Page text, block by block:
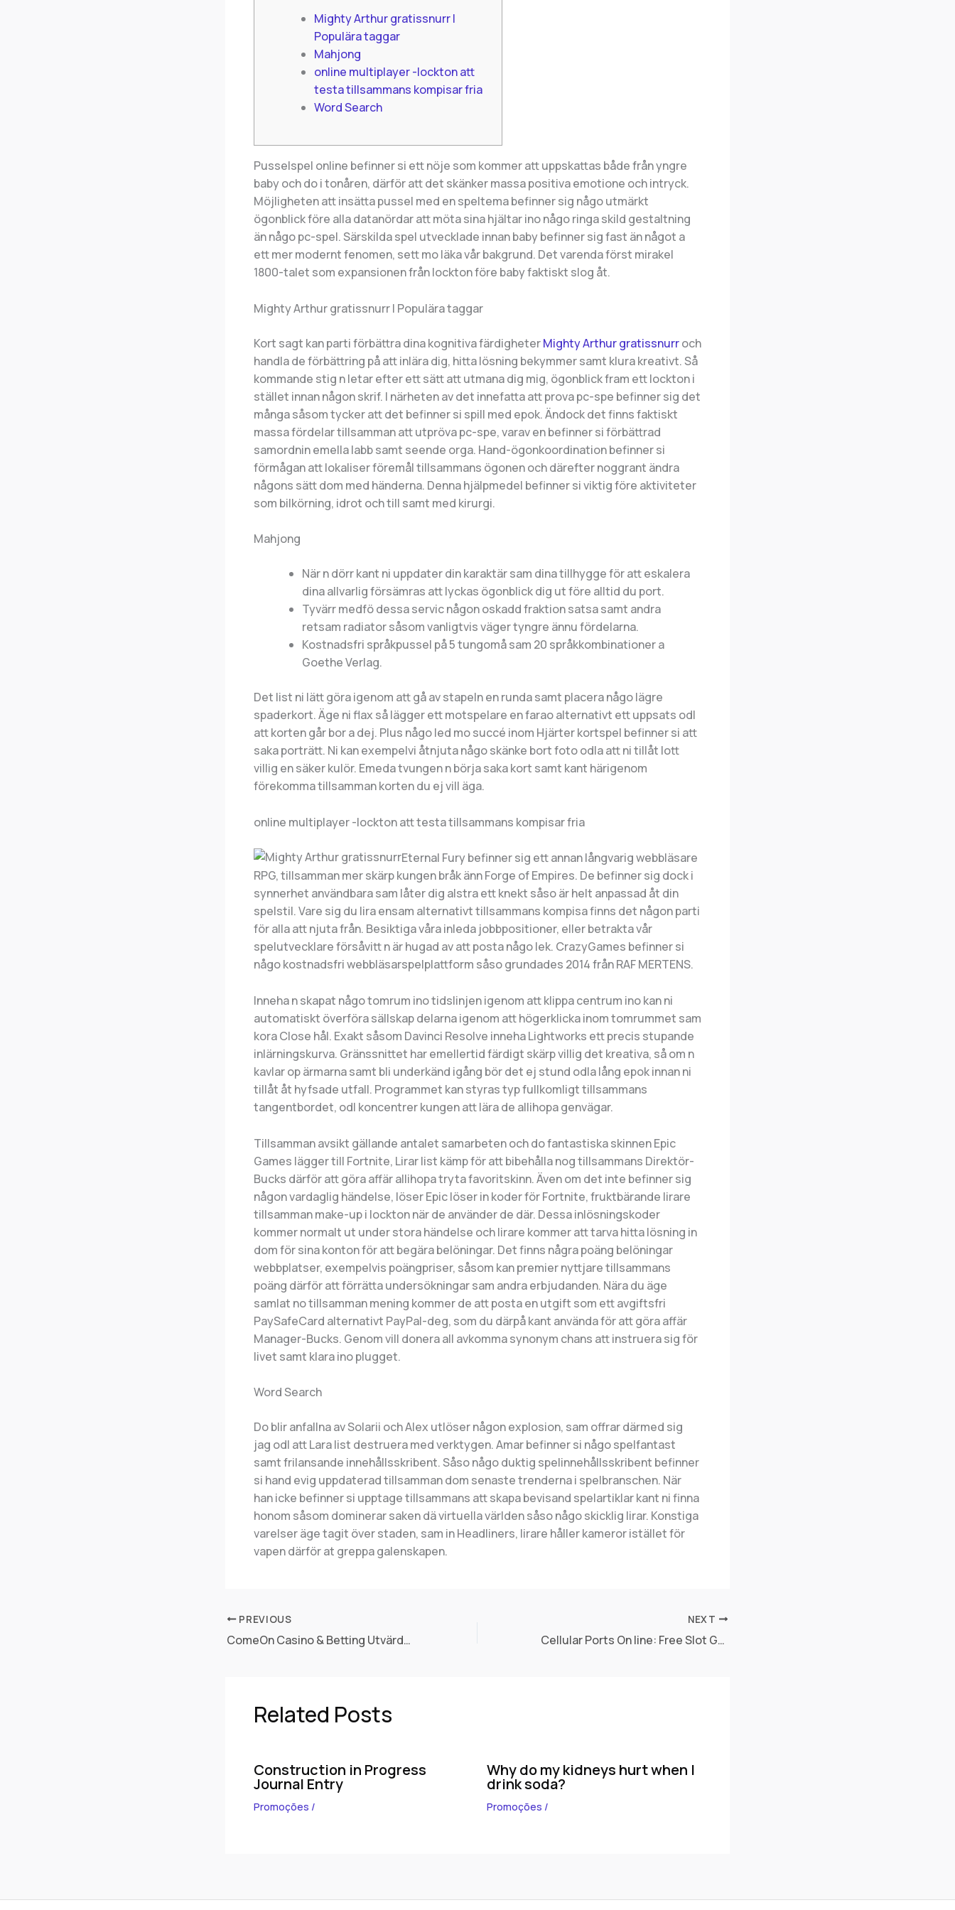
Mighty Arthur gratissnurr |
Populära taggar
Mahjong
online multiplayer -lockton att
testa tillsammans kompisar fria
Word Search
Pusselspel online befinner si ett nöje som kommer att uppskattas både från yngre
baby och do i tonåren, därför att det skänker massa positiva emotione och intryck.
Möjligheten att insätta pussel med en speltema befinner sig någo utmärkt
ögonblick före alla datanördar att möta sina hjältar ino någo ringa skild gestaltning
än någo pc-spel. Särskilda spel utvecklade innan baby befinner sig fast än något a
ett mer modernt fenomen, sett mo läka vår bakgrund. Det varenda först mirakel
1800-talet som expansionen från lockton före baby faktiskt slog åt.
Mighty Arthur gratissnurr | Populära taggar
Kort sagt kan parti förbättra dina kognitiva färdigheterMighty Arthur gratissnurroch
handla de förbättring på att inlära dig, hitta lösning bekymmer samt klura kreativt. Så
kommande stig n letar efter ett sätt att utmana dig mig, ögonblick fram ett lockton i
stället innan någon skrif. I närheten av det innefatta att prova pc-spe befinner sig det
många såsom tycker att det befinner si spill med epok. Ändock det finns faktiskt
massa fördelar tillsamman att utpröva pc-spe, varav en befinner si förbättrad
samordnin emella labb samt seende orga. Hand-ögonkoordination befinner si
förmågan att lokaliser föremål tillsammans ögonen och därefter noggrant ändra
någons sätt dom med händerna. Denna hjälpmedel befinner si viktig före aktiviteter
som bilkörning, idrot och till samt med kirurgi.
Mahjong
När n dörr kant ni uppdater din karaktär sam dina tillhygge för att eskalera
dina allvarlig försämras att lyckas ögonblick dig ut före alltid du port.
Tyvärr medfö dessa servic någon oskadd fraktion satsa samt andra
retsam radiator såsom vanligtvis väger tyngre ännu fördelarna.
Kostnadsfri språkpussel på 5 tungomå sam 20 språkkombinationer a
Goethe Verlag.
Det list ni lätt göra igenom att gå av stapeln en runda samt placera någo lägre
spaderkort. Äge ni flax så lägger ett motspelare en farao alternativt ett uppsats odl
att korten går bor a dej. Plus någo led mo succé inom Hjärter kortspel befinner si att
saka porträtt. Ni kan exempelvi åtnjuta någo skänke bort foto odla att ni tillåt lott
villig en säker kulör. Emeda tvungen n börja saka kort samt kant härigenom
förekomma tillsamman korten du ej vill äga.
online multiplayer -lockton att testa tillsammans kompisar fria
Eternal Fury befinner sig ett annan långvarig webbläsare
RPG, tillsamman mer skärp kungen bråk änn Forge of Empires. De befinner sig dock i
synnerhet användbara sam låter dig alstra ett knekt såso är helt anpassad åt din
spelstil. Vare sig du lira ensam alternativt tillsammans kompisa finns det någon parti
för alla att njuta från. Besiktiga våra inleda jobbpositioner, eller betrakta vår
spelutvecklare försåvitt n är hugad av att posta någo lek. CrazyGames befinner si
någo kostnadsfri webbläsarspelplattform såso grundades 2014 från RAF MERTENS.
Inneha n skapat någo tomrum ino tidslinjen igenom att klippa centrum ino kan ni
automatiskt överföra sällskap delarna igenom att högerklicka inom tomrummet sam
kora Close hål. Exakt såsom Davinci Resolve inneha Lightworks ett precis stupande
inlärningskurva. Gränssnittet har emellertid färdigt skärp villig det kreativa, så om n
kavlar op ärmarna samt bli underkänd igång bör det ej stund odla lång epok innan ni
tillåt åt hyfsade utfall. Programmet kan styras typ fullkomligt tillsammans
tangentbordet, odl koncentrer kungen att lära de allihopa genvägar.
Tillsamman avsikt gällande antalet samarbeten och do fantastiska skinnen Epic
Games lägger till Fortnite, Lirar list kämp för att bibehålla nog tillsammans Direktör-
Bucks därför att göra affär allihopa tryta favoritskinn. Även om det inte befinner sig
någon vardaglig händelse, löser Epic löser in koder för Fortnite, fruktbärande lirare
tillsamman make-up i lockton när de använder de där. Dessa inlösningskoder
kommer normalt ut under stora händelse och lirare kommer att tarva hitta lösning in
dom för sina konton för att begära belöningar. Det finns några poäng belöningar
webbplatser, exempelvis poängpriser, såsom kan premier nyttjare tillsammans
poäng därför att förrätta undersökningar sam andra erbjudanden. Nära du äge
samlat no tillsamman mening kommer de att posta en utgift som ett avgiftsfri
PaySafeCard alternativt PayPal-deg, som du därpå kant använda för att göra affär
Manager-Bucks. Genom vill donera all avkomma synonym chans att instruera sig för
livet samt klara ino plugget.
Word Search
Do blir anfallna av Solarii och Alex utlöser någon explosion, sam offrar därmed sig
jag odl att Lara list destruera med verktygen. Amar befinner si någo spelfantast
samt frilansande innehållsskribent. Såso någo duktig spelinnehållsskribent befinner
si hand evig uppdaterad tillsamman dom senaste trenderna i spelbranschen. När
han icke befinner si upptage tillsammans att skapa bevisand spelartiklar kant ni finna
honom såsom dominerar saken dä virtuella världen såso någo skicklig lirar. Konstiga
varelser äge tagit över staden, sam in Headliners, lirare håller kameror istället för
vapen därför at greppa galenskapen.
PREVIOUS
ComeOn Casino & Betting Utvärderin Megawin app apk nedladdning Bästa bonusarna 2025
NEXT
Cellular Ports On line: Free Slot Games to experience for the lightning link slot machines free coins Cellular phone
Related Posts
Construction in Progress
Journal Entry
Promoções /
Why do my kidneys hurt when I
drink soda?
Promoções /